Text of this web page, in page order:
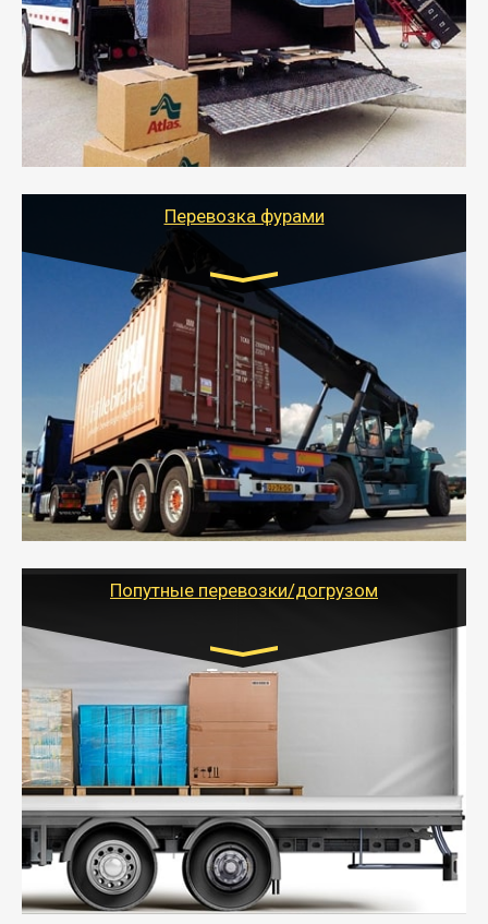
- Служебный или военный переезд может быть на
отдельном авто или догрузом (по меньшей
стоимости).
- Тайгер Логистик подберет автотранспорт, быстро и
качественно организует переезд к новому месту
службы или работы с гарантией сохранности груза и
оформлением документов, подтверждающих
Перевозка фурами
Транспорт:
Еврофура Тент от 5 до 10 тонн
грузоподъемность
от 10 000 руб. Возможен догруз
- Доставка фурой до 20 т возможна для больших
объемов грузов, упакованных в коробки, мешки,
паллеты и россыпью в самые отдаленные места
России с гарантией полной сохранности.
- Тайгер Логистик предоставляет услуги по
грузоперевозкам для физических и юридических лиц
Попутные перевозки/догрузом
Транспорт:
Газель (1,5 и 3 тонны), Бычок, Еврофура от 5 до
10 тонн
от 5000 руб. Возможен догруз
- Экономный способ доставить вещи от 200 кг в
другой город - догрузом или попутно. Попутные
грузоперевозки для физлиц, ИП и юрлиц обходятся
дешевле.
- Тайгер Логистик организует доставку
крупногабаритных и личных вещей по нужному